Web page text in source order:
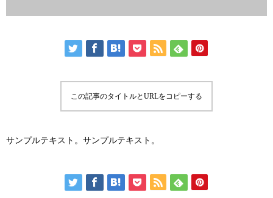
この記事のタイトルとURLをコピーする
サンプルテキスト。サンプルテキスト。